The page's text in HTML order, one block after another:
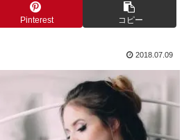
Pinterest コピー
2018.07.09